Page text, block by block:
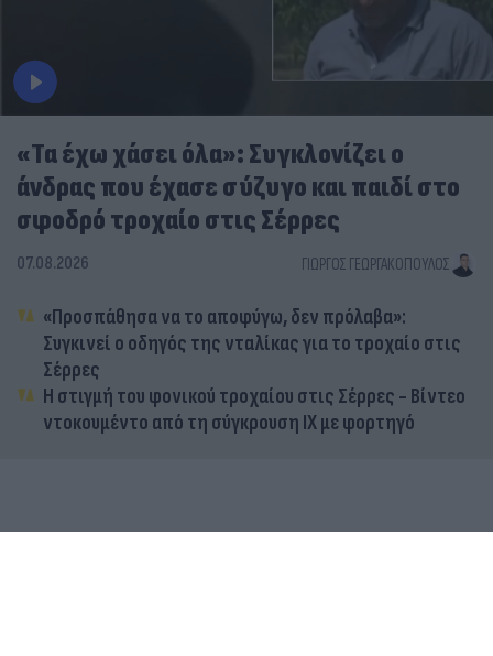
«Τα έχω χάσει όλα»: Συγκλονίζει ο
άνδρας που έχασε σύζυγο και παιδί στο
σφοδρό τροχαίο στις Σέρρες
07.08.2026 ΓΙΏΡΓΟΣ ΓΕΩΡΓΑΚΌΠΟΥΛΟΣ
«Προσπάθησα να το αποφύγω, δεν πρόλαβα»:
Συγκινεί ο οδηγός της νταλίκας για το τροχαίο στις
Σέρρες
Η στιγμή του φονικού τροχαίου στις Σέρρες - Βίντεο
ντοκουμέντο από τη σύγκρουση ΙΧ με φορτηγό